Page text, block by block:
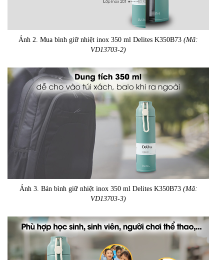
Ảnh 2. Mua bình giữ nhiệt inox 350 ml Delites K350B73 (Mã:
VD13703-2)
Ảnh 3. Bán bình giữ nhiệt inox 350 ml Delites K350B73 (Mã:
VD13703-3)